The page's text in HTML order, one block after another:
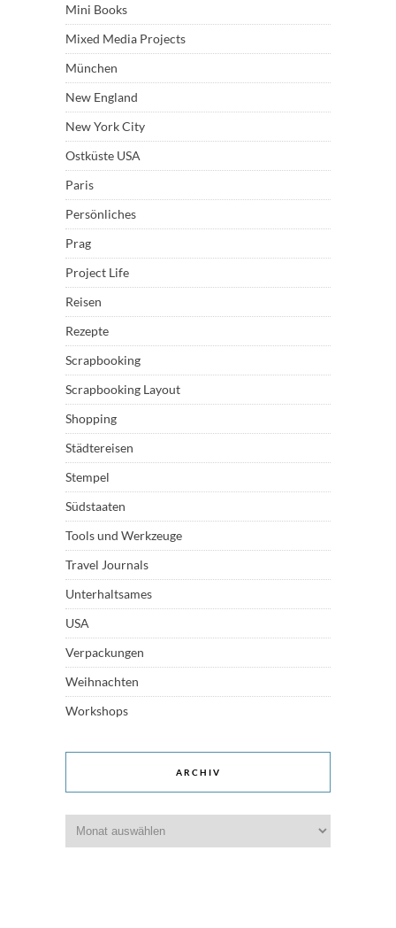
Mini Books
Mixed Media Projects
München
New England
New York City
Ostküste USA
Paris
Persönliches
Prag
Project Life
Reisen
Rezepte
Scrapbooking
Scrapbooking Layout
Shopping
Städtereisen
Stempel
Südstaaten
Tools und Werkzeuge
Travel Journals
Unterhaltsames
USA
Verpackungen
Weihnachten
Workshops
ARCHIV